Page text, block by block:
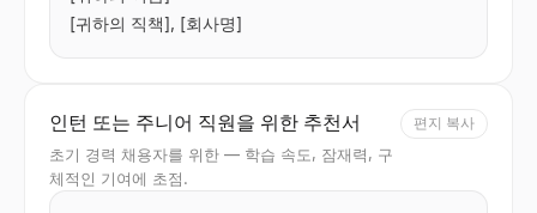
[귀하의 직책], [회사명]
인턴 또는 주니어 직원을 위한 추천서
초기 경력 채용자를 위한 — 학습 속도, 잠재력, 구
체적인 기여에 초점.
편지 복사